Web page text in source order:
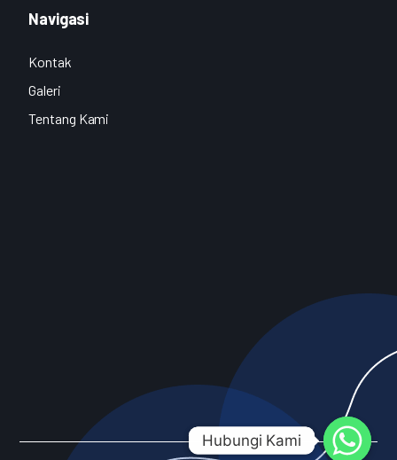
Navigasi
Kontak
Galeri
Tentang Kami
Hubungi Kami
Hubungi Kami